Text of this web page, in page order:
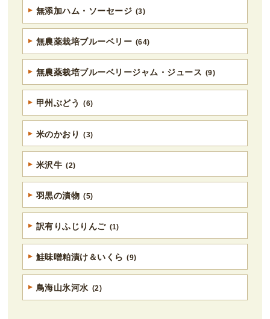
無添加ハム・ソーセージ (3)
無農薬栽培ブルーベリー (64)
無農薬栽培ブルーベリージャム・ジュース (9)
甲州ぶどう (6)
米のかおり (3)
米沢牛 (2)
羽黒の漬物 (5)
訳有りふじりんご (1)
鮭味噌粕漬け＆いくら (9)
鳥海山氷河水 (2)